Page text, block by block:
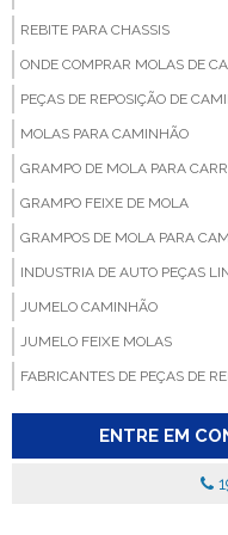
REBITE PARA CHASSIS
ONDE COMPRAR MOLAS DE
PEÇAS DE REPOSIÇÃO DE
MOLAS PARA CAMINHÃO
GRAMPO DE MOLA PARA
GRAMPO FEIXE DE MOLA
GRAMPOS DE MOLA PARA
INDUSTRIA DE AUTO PEÇAS
JUMELO CAMINHÃO
JUMELO FEIXE MOLAS
FABRICANTES DE PEÇAS DE
FABRICANTE DE BUCHA PARA
FABRICA DE BUCHA PARA
FABRICA DE BUCHA PARA
ENTRE EM